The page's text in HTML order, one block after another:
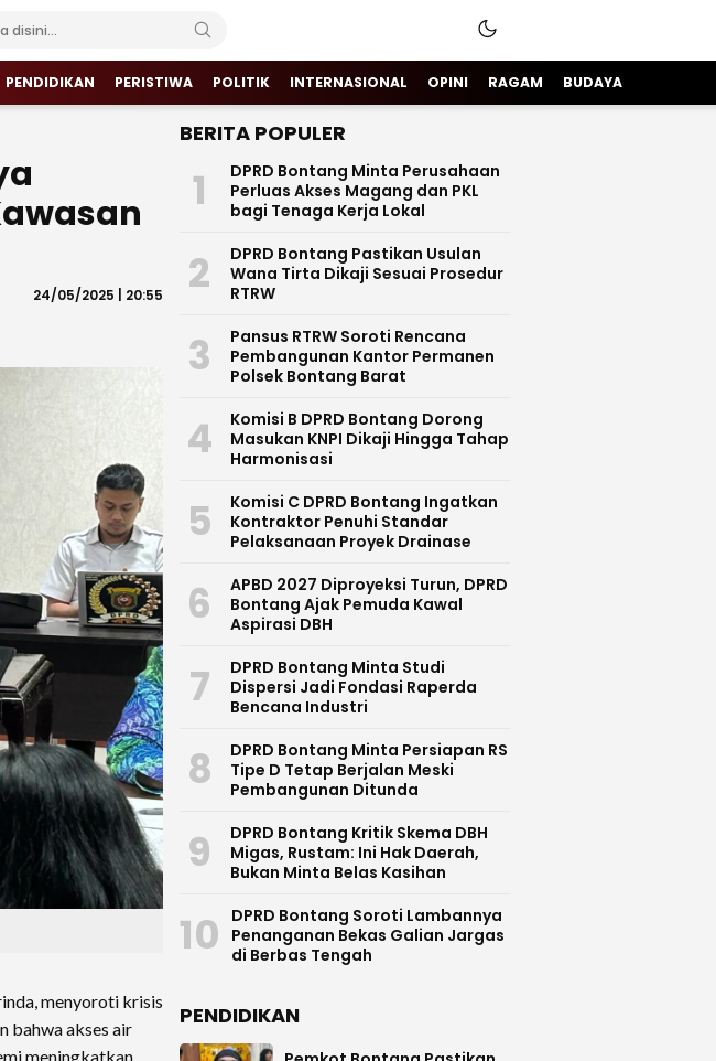
PENDIDIKAN PERISTIWA POLITIK INTERNASIONAL OPINI RAGAM BUDAYA
24/05/2025 | 20:55
menyoroti krisis
bahwa akses air
meningkatkan
BERITA POPULER
1
DPRD Bontang Minta Perusahaan
Perluas Akses Magang dan PKL
bagi Tenaga Kerja Lokal
2
DPRD Bontang Pastikan Usulan
Wana Tirta Dikaji Sesuai Prosedur
RTRW
3
Pansus RTRW Soroti Rencana
Pembangunan Kantor Permanen
Polsek Bontang Barat
4
Komisi B DPRD Bontang Dorong
Masukan KNPI Dikaji Hingga Tahap
Harmonisasi
5
Komisi C DPRD Bontang Ingatkan
Kontraktor Penuhi Standar
Pelaksanaan Proyek Drainase
6
APBD 2027 Diproyeksi Turun, DPRD
Bontang Ajak Pemuda Kawal
Aspirasi DBH
7
DPRD Bontang Minta Studi
Dispersi Jadi Fondasi Raperda
Bencana Industri
8
DPRD Bontang Minta Persiapan RS
Tipe D Tetap Berjalan Meski
Pembangunan Ditunda
9
DPRD Bontang Kritik Skema DBH
Migas, Rustam: Ini Hak Daerah,
Bukan Minta Belas Kasihan
10
DPRD Bontang Soroti Lambannya
Penanganan Bekas Galian Jargas
di Berbas Tengah
PENDIDIKAN